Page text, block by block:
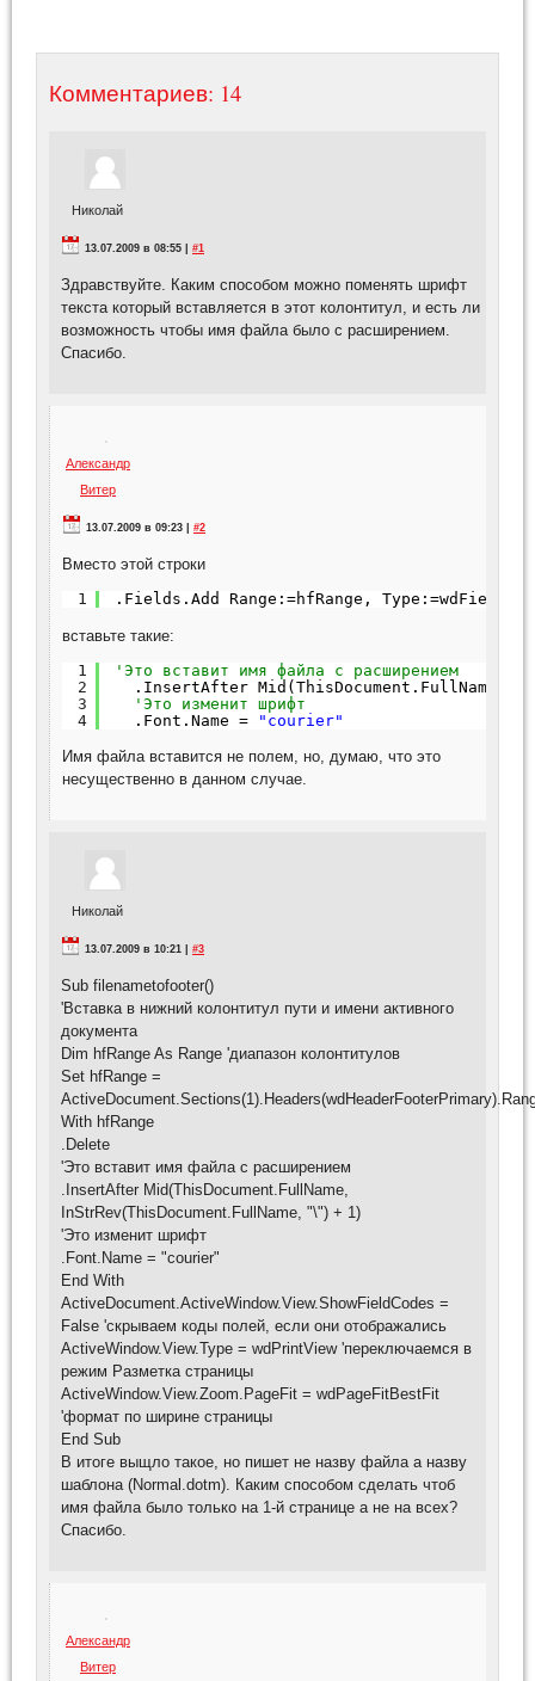
Комментариев: 14
Николай
13.07.2009 в 08:55 | #1
Здравствуйте. Каким способом можно поменять шрифт
текста который вставляется в этот колонтитул, и есть ли
возможность чтобы имя файла было с расширением.
Спасибо.
Александр
Витер
13.07.2009 в 09:23 | #2
Вместо этой строки
1
.Fields.Add Range:=hfRange,
вставьте такие:
1
2
3
4
'Это вставит имя файла с расширением
.InsertAfter Mid(ThisDocument.FullName,
'Это изменит шрифт
.Font.Name =
"courier"
Имя файла вставится не полем, но, думаю, что это
несущественно в данном случае.
Николай
13.07.2009 в 10:21 | #3
Sub filenametofooter()
'Вставка в нижний колонтитул пути и имени активного
документа
Dim hfRange As Range 'диапазон колонтитулов
Set hfRange =
With hfRange
.Delete
'Это вставит имя файла с расширением
.InsertAfter Mid(ThisDocument.FullName,
InStrRev(ThisDocument.FullName, "\") + 1)
'Это изменит шрифт
.Font.Name = "courier"
End With
ActiveDocument.ActiveWindow.View.ShowFieldCodes =
False 'скрываем коды полей, если они отображались
ActiveWindow.View.Type = wdPrintView 'переключаемся в
режим Разметка страницы
ActiveWindow.View.Zoom.PageFit = wdPageFitBestFit
'формат по ширине страницы
End Sub
В итоге выщло такое, но пишет не назву файла а назву
шаблона (Normal.dotm). Каким способом сделать чтоб
имя файла было только на 1-й странице а не на всех?
Спасибо.
Александр
Витер